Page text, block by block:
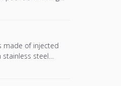
made of injected
stainless steel